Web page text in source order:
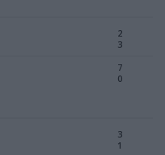
2
3
7
0
3
1